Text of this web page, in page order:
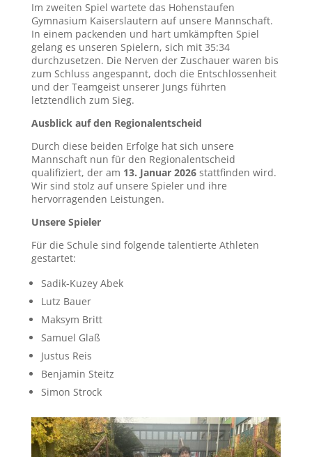
Im zweiten Spiel wartete das Hohenstaufen
Gymnasium Kaiserslautern auf unsere Mannschaft.
In einem packenden und hart umkämpften Spiel
gelang es unseren Spielern, sich mit 35:34
durchzusetzen. Die Nerven der Zuschauer waren bis
zum Schluss angespannt, doch die Entschlossenheit
und der Teamgeist unserer Jungs führten
letztendlich zum Sieg.
Ausblick auf den Regionalentscheid
Durch diese beiden Erfolge hat sich unsere
Mannschaft nun für den Regionalentscheid
qualifiziert, der am 13. Januar 2026stattfinden wird.
Wir sind stolz auf unsere Spieler und ihre
hervorragenden Leistungen.
Unsere Spieler
Für die Schule sind folgende talentierte Athleten
gestartet:
Sadik-Kuzey Abek
Lutz Bauer
Maksym Britt
Samuel Glaß
Justus Reis
Benjamin Steitz
Simon Strock